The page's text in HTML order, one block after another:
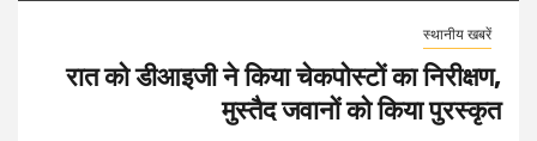
स्थानीय खबरें
रात को डीआइजी ने किया चेकपोस्टों का निरीक्षण,
मुस्तैद जवानों को किया पुरस्कृत